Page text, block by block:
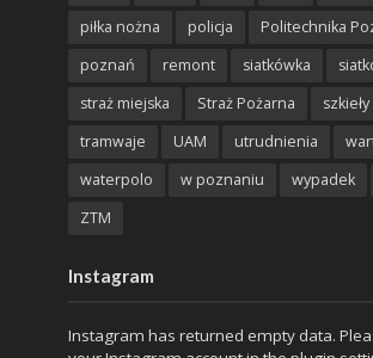
piłka nożna
policja
Politechnika
poznań
remont siatkówka
straż miejska
Straż Pożarna szkieły
tramwaje
UAM utrudnienia
waterpolo
w poznaniu wypadek
ZTM
Instagram
Instagram has returned empty data.